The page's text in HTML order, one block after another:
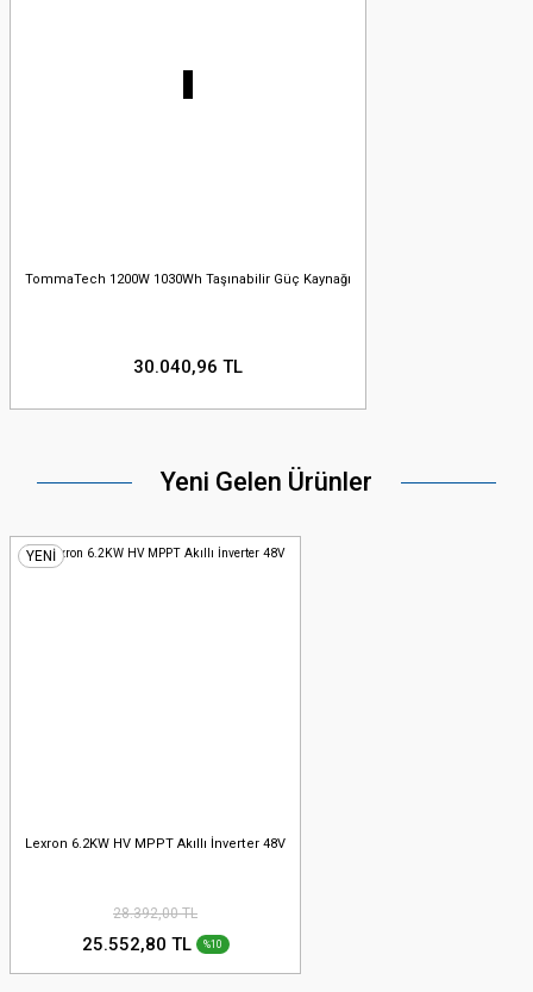
TommaTech 1200W 1030Wh Taşınabilir Güç Kaynağı
30.040,96 TL
Yeni Gelen Ürünler
YENİ
Lexron 6.2KW HV MPPT Akıllı İnverter 48V
28.392,00 TL
25.552,80 TL %10